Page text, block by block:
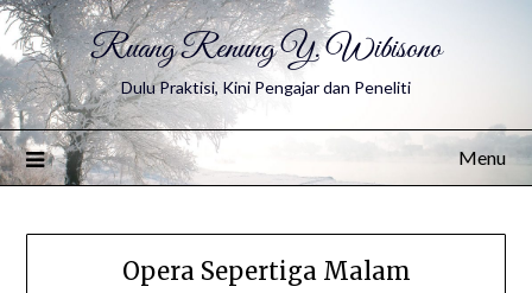
Ruang Renung Y. Wibisono
Dulu Praktisi, Kini Pengajar dan Peneliti
Menu
Opera Sepertiga Malam